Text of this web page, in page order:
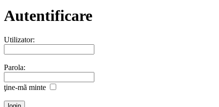
Autentificare
Utilizator:
Parola:
ţine-mã minte